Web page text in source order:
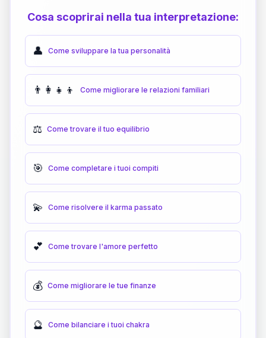
Cosa scoprirai nella tua interpretazione:
👤 Come sviluppare la tua personalità
👨‍👩‍👧‍👦 Come migliorare le relazioni familiari
⚖️ Come trovare il tuo equilibrio
🎯 Come completare i tuoi compiti
💫 Come risolvere il karma passato
💕 Come trovare l'amore perfetto
💰 Come migliorare le tue finanze
🔮 Come bilanciare i tuoi chakra